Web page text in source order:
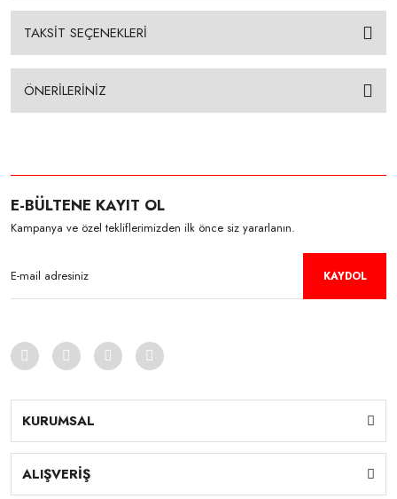
TAKSİT SEÇENEKLERİ
ÖNERİLERİNİZ
E-BÜLTENE KAYIT OL
Kampanya ve özel tekliflerimizden ilk önce siz yararlanın.
KAYDOL
KURUMSAL
ALIŞVERİŞ